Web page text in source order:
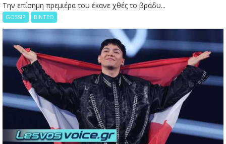
Την επίσημη πρεμιέρα του έκανε χθές το βράδυ...
GOSSIP ΒΙΝΤΕΟ